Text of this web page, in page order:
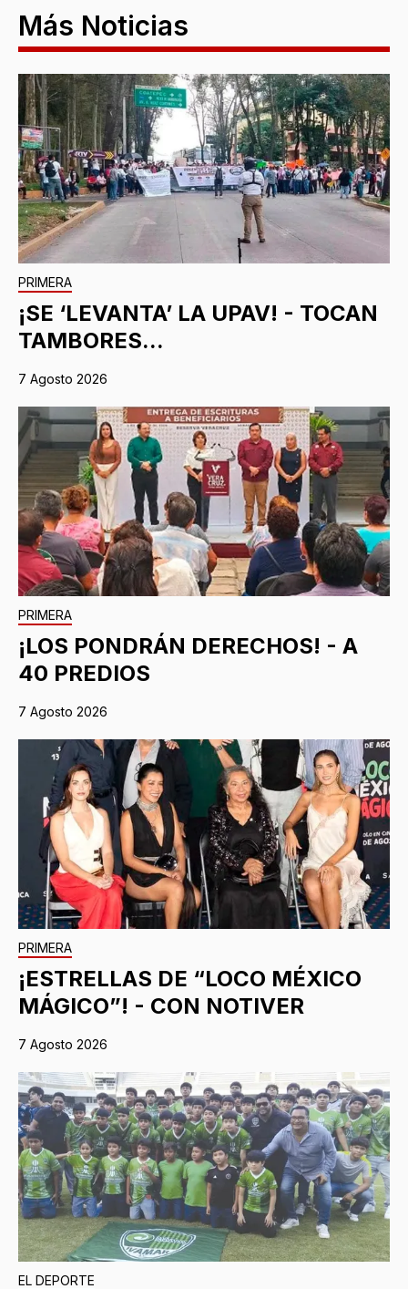
Más Noticias
PRIMERA
¡SE ‘LEVANTA’ LA UPAV! - TOCAN
TAMBORES...
7 Agosto 2026
PRIMERA
¡LOS PONDRÁN DERECHOS! - A
40 PREDIOS
7 Agosto 2026
PRIMERA
¡ESTRELLAS DE “LOCO MÉXICO
MÁGICO”! - CON NOTIVER
7 Agosto 2026
EL DEPORTE